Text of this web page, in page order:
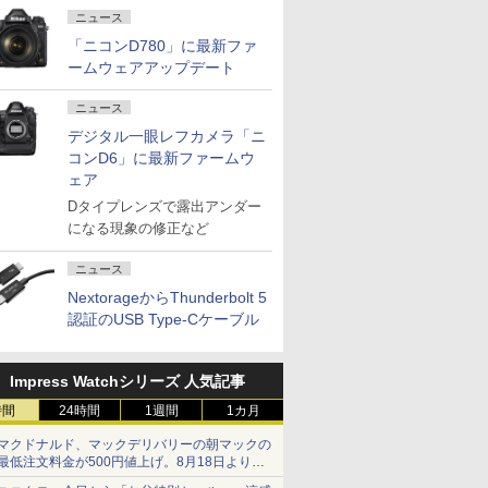
ニュース
「ニコンD780」に最新ファ
ームウェアアップデート
ニュース
デジタル一眼レフカメラ「ニ
コンD6」に最新ファームウ
ェア
Dタイプレンズで露出アンダー
になる現象の修正など
ニュース
NextorageからThunderbolt 5
認証のUSB Type-Cケーブル
Impress Watchシリーズ 人気記事
24時間 1週間 1カ月
クドナルド、マックデリバリーの朝マックの
低注文料金が500円値上げ。8月18日より
円から受付